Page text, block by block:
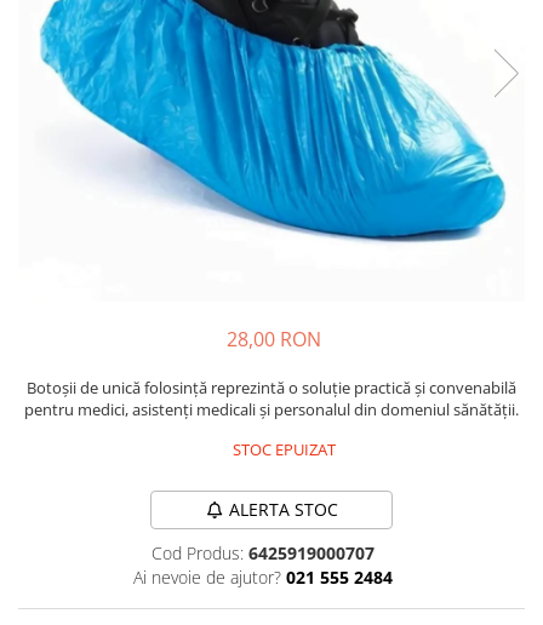
Insecticide
Dezinfectante
Absorbanti de Umiditate & Rezerve
Bioactivatori & Tratamente Fose
Manusi Protectie
Ceaiuri
Cosmetice
Vopsea Par
Ingrijire Par
Gel de Dus
Produse incontinenta
28,00 RON
Botoșii de unică folosință reprezintă o soluție practică și convenabilă
pentru medici, asistenți medicali și personalul din domeniul sănătății.
STOC EPUIZAT
ALERTA STOC
Cod Produs: 6425919000707
Ai nevoie de ajutor? 021 555 2484